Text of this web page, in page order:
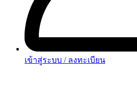
เข้าสู่ระบบ / ลงทะเบียน